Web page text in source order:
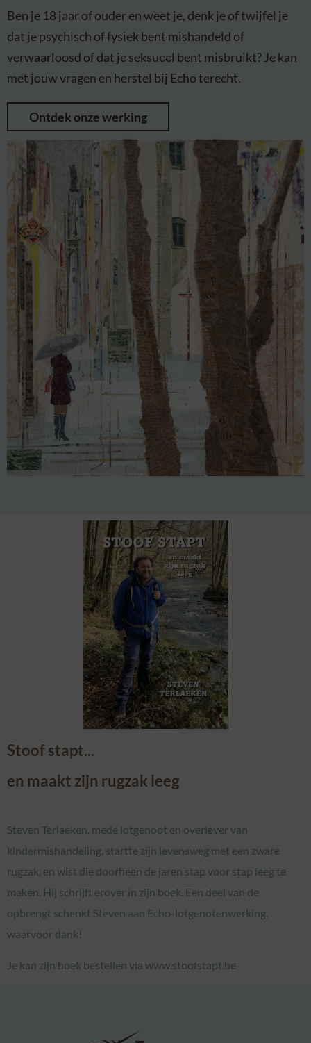
Ben je 18 jaar of ouder en weet je, denk je of twijfel je
dat je psychisch of fysiek bent mishandeld of
verwaarloosd of dat je seksueel bent misbruikt? Je kan
met jouw vragen en herstel bij Echo terecht.
Ontdek onze werking
Stoof stapt...
en maakt zijn rugzak leeg
Steven Terlaeken, mede lotgenoot en overlever van
kindermishandeling, startte zijn levensweg met een zware
rugzak, en wist die doorheen de jaren stap voor stap leeg te
maken. Hij schrijft erover in zijn boek. Een deel van de
opbrengt schenkt Steven aan Echo-lotgenotenwerking,
waarvoor dank!
Je kan zijn boek bestellen via www.stoofstapt.be